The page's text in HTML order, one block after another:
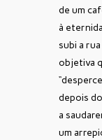
de um
à
subi a
objetiva
depois
a
um